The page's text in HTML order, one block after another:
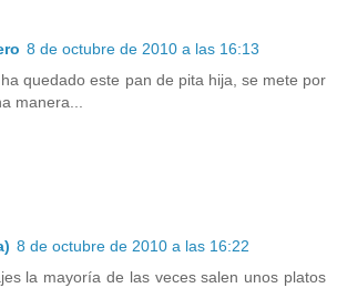
8 de octubre de 2010 a las 16:13
quedado este pan de pita hija, se mete por
manera...
8 de octubre de 2010 a las 16:22
la mayoría de las veces salen unos platos